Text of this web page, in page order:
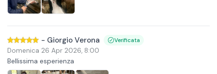
- Giorgio Verona Verificata
Domenica 26 Apr 2026, 8:00
Bellissima esperienza